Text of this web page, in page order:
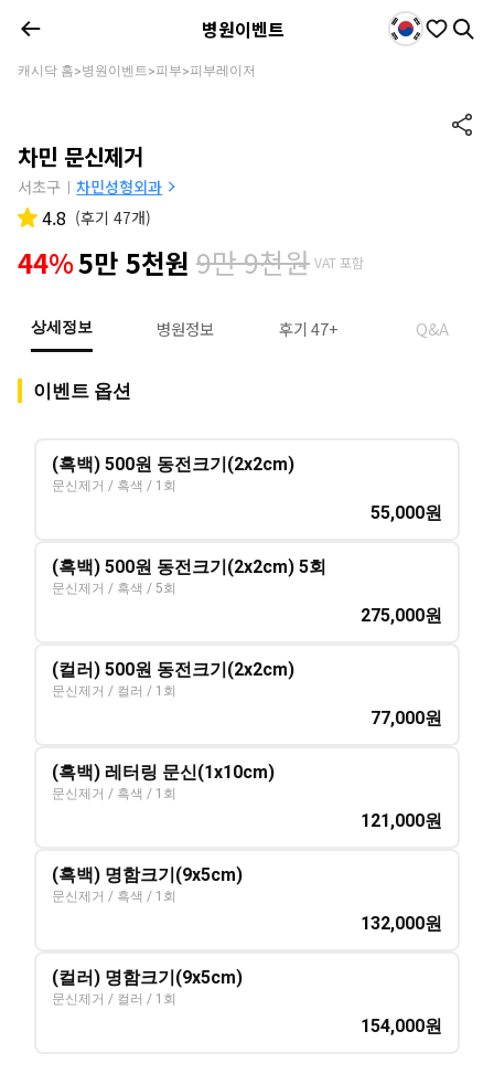
병원이벤트
캐시닥 홈>병원이벤트>피부>피부레이저
차민 문신제거
서초구 | 차민성형외과
4.8 (후기 47개)
44%5만 5천원 9만 9천원 VAT 포함
상세정보 병원정보 후기 47+ Q&A
이벤트 옵션
(흑백) 500원 동전크기(2x2cm)
문신제거 / 흑색 / 1회
55,000원
(흑백) 500원 동전크기(2x2cm) 5회
문신제거 / 흑색 / 5회
275,000원
(컬러) 500원 동전크기(2x2cm)
문신제거 / 컬러 / 1회
77,000원
(흑백) 레터링 문신(1x10cm)
문신제거 / 흑색 / 1회
121,000원
(흑백) 명함크기(9x5cm)
문신제거 / 흑색 / 1회
132,000원
(컬러) 명함크기(9x5cm)
문신제거 / 컬러 / 1회
154,000원